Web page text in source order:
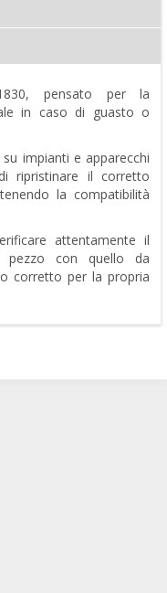
pensato per la
in caso di guasto o
impianti e apparecchi
ripristinare il corretto
la compatibilità
attentamente il
pezzo con quello da
corretto per la propria